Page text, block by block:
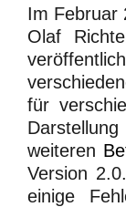
Im Februar
Olaf
für
weiteren
Version
einige